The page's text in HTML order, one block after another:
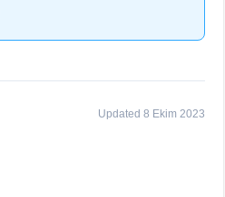
Updated 8 Ekim 2023